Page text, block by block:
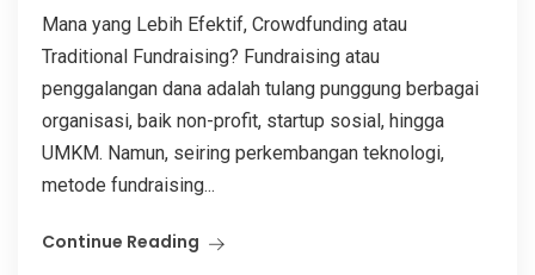
Mana yang Lebih Efektif, Crowdfunding atau
Traditional Fundraising? Fundraising atau
penggalangan dana adalah tulang punggung berbagai
organisasi, baik non-profit, startup sosial, hingga
UMKM. Namun, seiring perkembangan teknologi,
metode fundraising...
Continue Reading